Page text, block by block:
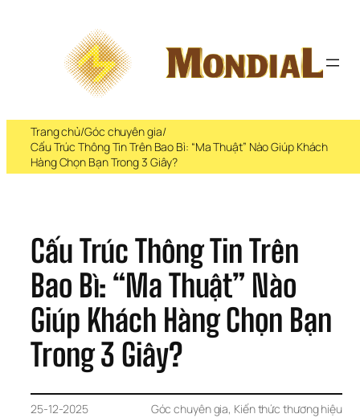
Trang chủ/Góc chuyên gia/
Cấu Trúc Thông Tin Trên Bao Bì: “Ma Thuật” Nào Giúp Khách
Hàng Chọn Bạn Trong 3 Giây?
Cấu Trúc Thông Tin Trên
Bao Bì: “Ma Thuật” Nào
Giúp Khách Hàng Chọn Bạn
Trong 3 Giây?
25-12-2025 Góc chuyên gia, Kiến thức thương hiệu